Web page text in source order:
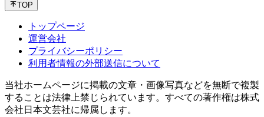
TOP
トップページ
運営会社
プライバシーポリシー
利用者情報の外部送信について
当社ホームページに掲載の文章・画像写真などを無断で複製
することは法律上禁じられています。すべての著作権は株式
会社日本文芸社に帰属します。